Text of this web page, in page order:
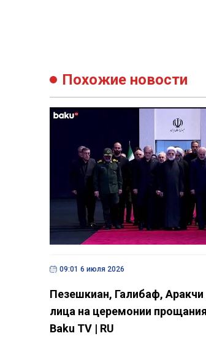
Похожие новости
09:01 6 июля 2026
Пезешкиан, Галибаф, Аракчи
лица на церемонии
Baku TV | RU